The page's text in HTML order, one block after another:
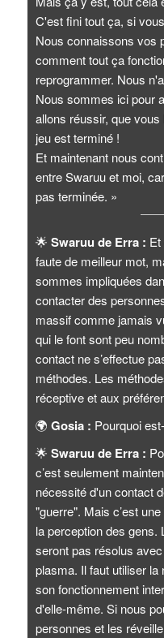
C'est fini tout ça, si
Nous connaissons vos
comment tout ça
reprogrammer. Nous
Nous sommes ici pour
allons réussir, que
jeu est terminé !
Et maintenant nous
entre Swaruu et moi,
pas terminée. »
🌟 Swaruu de Erra : Et
faute de meilleur mot,
sommes impliquées
contacter des
massif comme jamais
qui le font sont peu
contact ne s’effectue
méthodes. Les
réceptive et aux
🌍 Gosia : Pourquoi
🌟 Swaruu de Erra :
c’est seulement
nécessité d'un contact
"guerre". Mais c’est
la perception des gens.
seront pas résolus
plasma. Il faut utiliser
son fonctionnement
d'elle-même. Si nous
personnes et les